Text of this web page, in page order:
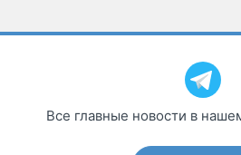
Все главные новости в